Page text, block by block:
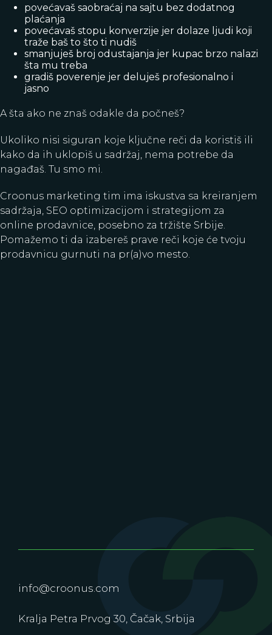
povećavaš saobraćaj na sajtu bez dodatnog
plaćanja
povećavaš stopu konverzije jer dolaze ljudi koji
traže baš to što ti nudiš
smanjuješ broj odustajanja jer kupac brzo nalazi
šta mu treba
gradiš poverenje jer deluješ profesionalno i
jasno
A šta ako ne znaš odakle da počneš?
Ukoliko nisi siguran koje ključne reči da koristiš ili
kako da ih uklopiš u sadržaj, nema potrebe da
nagađaš. Tu smo mi.
Croonus marketing tim ima iskustva sa kreiranjem
sadržaja, SEO optimizacijom i strategijom za
online prodavnice, posebno za tržište Srbije.
Pomažemo ti da izabereš prave reči koje će tvoju
prodavnicu gurnuti na pr(a)vo mesto.
info@croonus.com
Kralja Petra Prvog 30, Čačak, Srbija